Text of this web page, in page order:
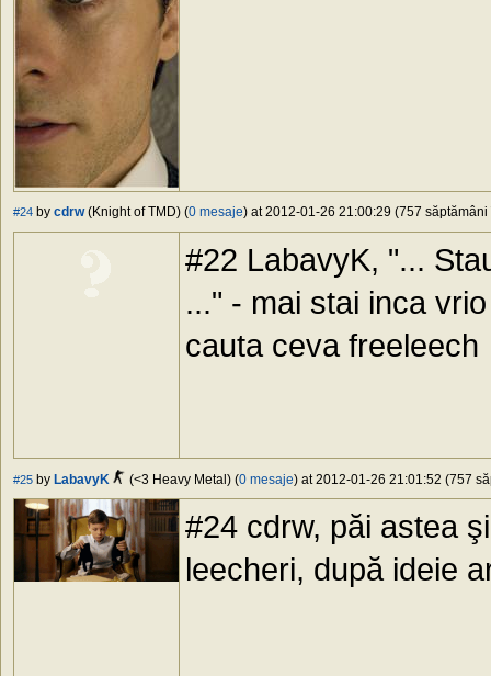
#24 by cdrw(Knight of TMD) (0 mesaje) at 2012-01-26 21:00:29 (757 săptămâni
#22 LabavyK, "...
..." - mai stai inca
cauta ceva freeleech
#25 by LabavyK (<3 Heavy Metal) (0 mesaje) at 2012-01-26 21:01:52 (757
#24 cdrw, păi astea
leecheri, după ideie